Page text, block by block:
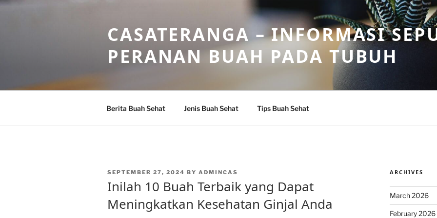
Skip
CASATERANGA – INFORMASI
PERANAN BUAH PADA TUBUH
Berita Buah Sehat Jenis Buah Sehat Tips Buah Sehat
POSTED
SEPTEMBER 27, 2024 BY ADMINCAS
Inilah 10 Buah Terbaik yang Dapat
Meningkatkan Kesehatan Ginjal Anda
ARCHIVES
March 2026
February 2026